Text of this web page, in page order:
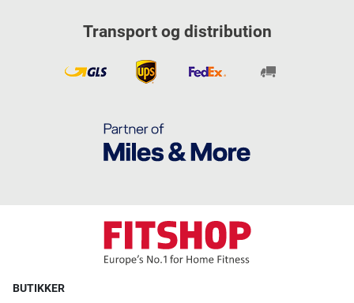
Transport og distribution
BUTIKKER